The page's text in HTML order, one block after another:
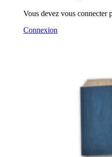
Vous devez vous connecter
Connexion